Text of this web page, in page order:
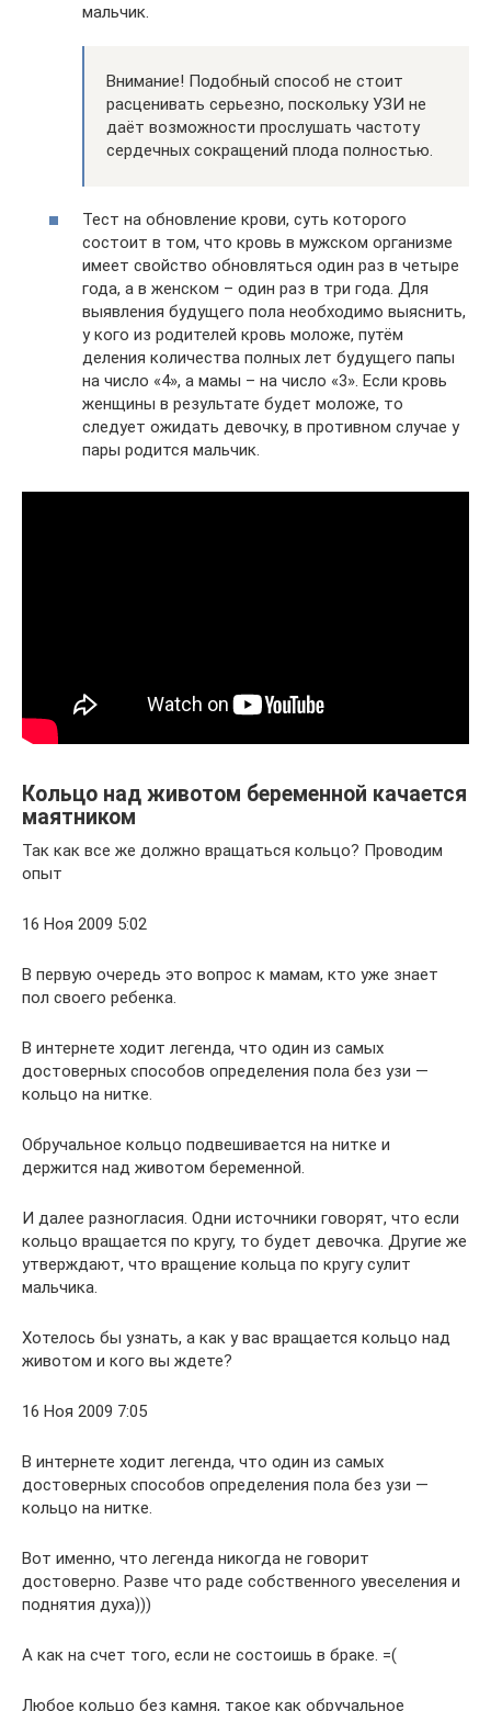
мальчик.
Внимание! Подобный способ не стоит
расценивать серьезно, поскольку УЗИ не
даёт возможности прослушать частоту
сердечных сокращений плода полностью.
Тест на обновление крови, суть которого
состоит в том, что кровь в мужском организме
имеет свойство обновляться один раз в четыре
года, а в женском – один раз в три года. Для
выявления будущего пола необходимо выяснить,
у кого из родителей кровь моложе, путём
деления количества полных лет будущего папы
на число «4», а мамы – на число «3». Если кровь
женщины в результате будет моложе, то
следует ожидать девочку, в противном случае у
пары родится мальчик.
Кольцо над животом беременной качается
маятником
Так как все же должно вращаться кольцо? Проводим
опыт
16 Ноя 2009 5:02
В первую очередь это вопрос к мамам, кто уже знает
пол своего ребенка.
В интернете ходит легенда, что один из самых
достоверных способов определения пола без узи —
кольцо на нитке.
Обручальное кольцо подвешивается на нитке и
держится над животом беременной.
И далее разногласия. Одни источники говорят, что если
кольцо вращается по кругу, то будет девочка. Другие же
утверждают, что вращение кольца по кругу сулит
мальчика.
Хотелось бы узнать, а как у вас вращается кольцо над
животом и кого вы ждете?
16 Ноя 2009 7:05
В интернете ходит легенда, что один из самых
достоверных способов определения пола без узи —
кольцо на нитке.
Вот именно, что легенда никогда не говорит
достоверно. Разве что раде собственного увеселения и
поднятия духа)))
А как на счет того, если не состоишь в браке. =(
Любое кольцо без камня, такое как обручальное